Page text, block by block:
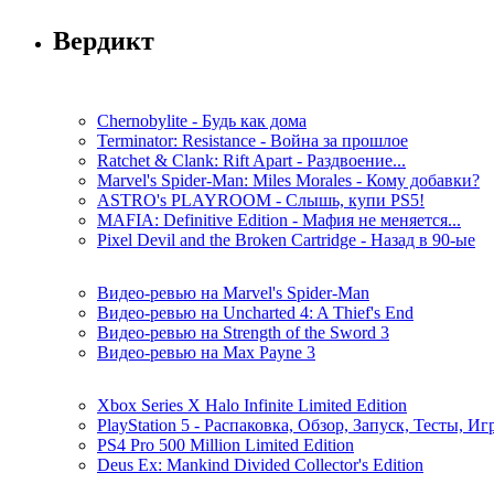
Вердикт
Chernobylite - Будь как дома
Terminator: Resistance - Война за прошлое
Ratchet & Clank: Rift Apart - Раздвоение...
Marvel's Spider-Man: Miles Morales - Кому добавки?
ASTRO's PLAYROOM - Слышь, купи PS5!
MAFIA: Definitive Edition - Мафия не меняется...
Pixel Devil and the Broken Cartridge - Назад в 90-ые
Видео-ревью на Marvel's Spider-Man
Видео-ревью на Uncharted 4: A Thief's End
Видео-ревью на Strength of the Sword 3
Видео-ревью на Max Payne 3
Xbox Series X Halo Infinite Limited Edition
PlayStation 5 - Распаковка, Обзор, Запуск, Тесты,
PS4 Pro 500 Million Limited Edition
Deus Ex: Mankind Divided Collector's Edition